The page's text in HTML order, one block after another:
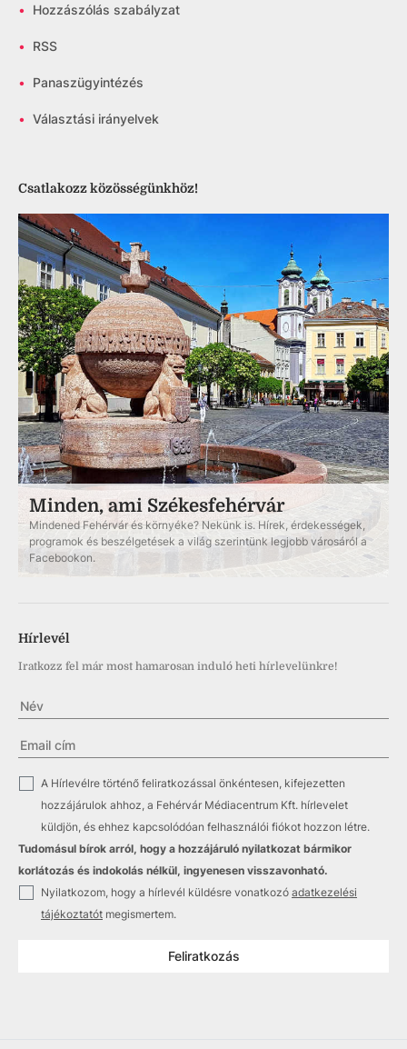
• Hozzászólás szabályzat
• RSS
• Panaszügyintézés
• Választási irányelvek
Csatlakozz közösségünkhöz!
Minden, ami Székesfehérvár
Mindened Fehérvár és környéke? Nekünk is. Hírek, érdekességek,
programok és beszélgetések a világ szerintünk legjobb városáról a
Facebookon.
Hírlevél
Iratkozz fel már most hamarosan induló heti hírlevelünkre!
✓
A Hírlevélre történő feliratkozással önkéntesen, kifejezetten
hozzájárulok ahhoz, a Fehérvár Médiacentrum Kft. hírlevelet
küldjön, és ehhez kapcsolódóan felhasználói fiókot hozzon létre.
Tudomásul bírok arról, hogy a hozzájáruló nyilatkozat bármikor
korlátozás és indokolás nélkül, ingyenesen visszavonható.
✓ Nyilatkozom, hogy a hírlevél küldésre vonatkozó adatkezelési
tájékoztatót megismertem.
Feliratkozás